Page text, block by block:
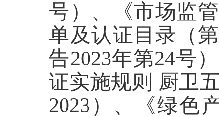
号）、《市场监
单及认证目录（
告2023年第24号
证实施规则 厨卫
2023 ） 、《绿色